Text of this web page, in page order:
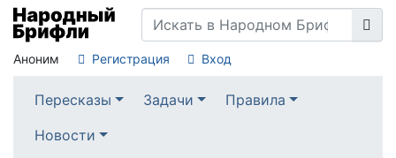
Аноним Регистрация Вход
Пересказы Задачи
Правила
Новости